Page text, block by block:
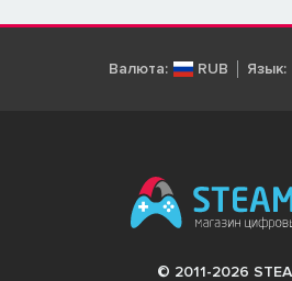
Валюта: RUB Язык:
© 2011-2026